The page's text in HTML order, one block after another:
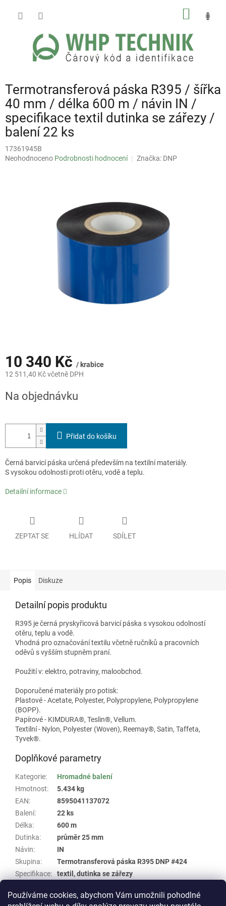
Používáme cookies, abychom Vám umožnili pohodlné
Termotransferová páska R395 / šířka
40 mm / délka 600 m / návin IN /
specifikace textil dutinka se zářezy /
balení 22 ks
17361945B
Průměrné
Neohodnoceno Podrobnosti hodnocení Značka: DNP
10 340 Kč / krabice
12 511,40 Kč včetně DPH
cena:
Na objednávku
Přidat do košíku
Černá barvicí páska určená především na textilní materiály.
S vysokou odolnosti proti otěru, vodě a teplu.
Detailní informace
ZEPTAT SE HLÍDAT SDÍLET
Popis Diskuze
Detailní popis produktu
R395 je černá pryskyřicová barvicí páska s vysokou odolností
otěru, teplu a vodě.
Vhodná pro označování textilu včetně ručníků a pracovních
oděvů s vyšším stupněm praní.
Použití v: elektro, potraviny, maloobchod.
Doporučené materiály pro potisk:
Plastové - Acetate, Polyester, Polypropylene, Polypropylene
(BOPP).
Papírové - KIMDURA®, Teslin®, Vellum.
Textilní - Nylon, Polyester (Woven), Reemay®, Satin, Taffeta,
Tyvek®.
Doplňkové parametry
Kategorie:
Hromadné balení
Hmotnost:
5.434 kg
EAN:
8595041137072
Balení:
22 ks
Délka:
600 m
Dutinka:
průměr 25 mm
Návin:
IN
Skupina:
Termotransferová páska R395 DNP #424
Specifikace:
textil, dutinka se zářezy
Typ: Resin